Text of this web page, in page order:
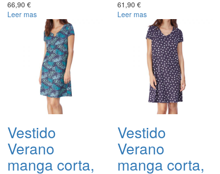
66,90 €
Leer mas
61,90 €
Leer mas
Vestido
Verano
manga corta,
Vestido
Verano
manga corta,